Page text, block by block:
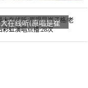
在线听(原唱是崔
)，雨后彩虹演唱